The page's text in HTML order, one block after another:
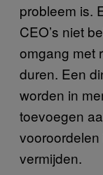
probleem is.
CEO’s niet
omgang met
duren. Een
worden in
toevoegen
vermijden.